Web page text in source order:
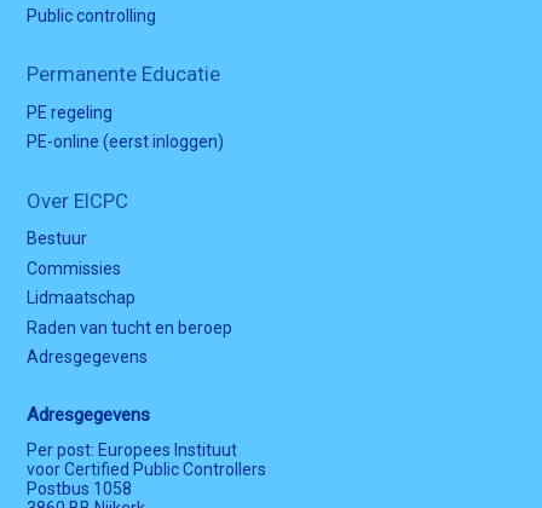
Public controlling
Permanente Educatie
PE regeling
PE-online (eerst inloggen)
Over EICPC
Bestuur
Commissies
Lidmaatschap
Raden van tucht en beroep
Adresgegevens
Adresgegevens
Per post: Europees Instituut
voor Certified Public Controllers
Postbus 1058